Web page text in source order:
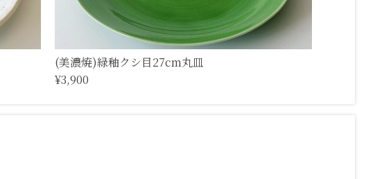
(美濃焼)緑釉クシ目27cm丸皿
¥3,900